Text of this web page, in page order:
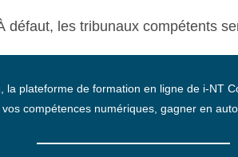
les tribunaux compétents
la plateforme de formation en ligne de i-NT
compétences numériques, gagner en